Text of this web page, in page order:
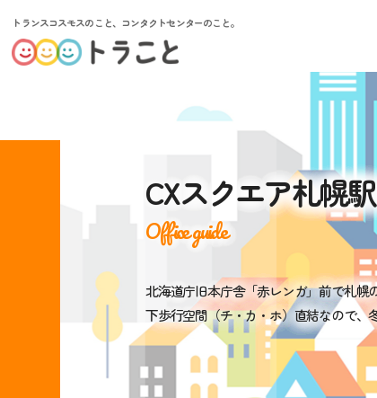
トランスコスモスのこと、コンタクトセンターのこと。
CXスクエア札幌
Office guide
北海道庁旧本庁舎「赤レンガ」前で札幌
下歩行空間（チ・カ・ホ）直結なので、